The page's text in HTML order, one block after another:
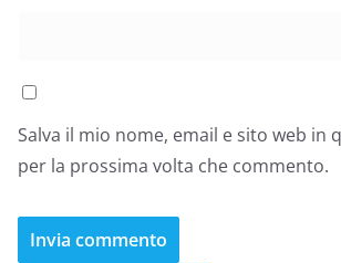
Salva il mio nome, email e sito web in
per la prossima volta che commento.